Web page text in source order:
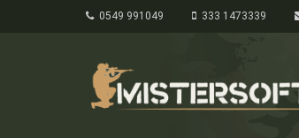
0549 991049 333 1473339